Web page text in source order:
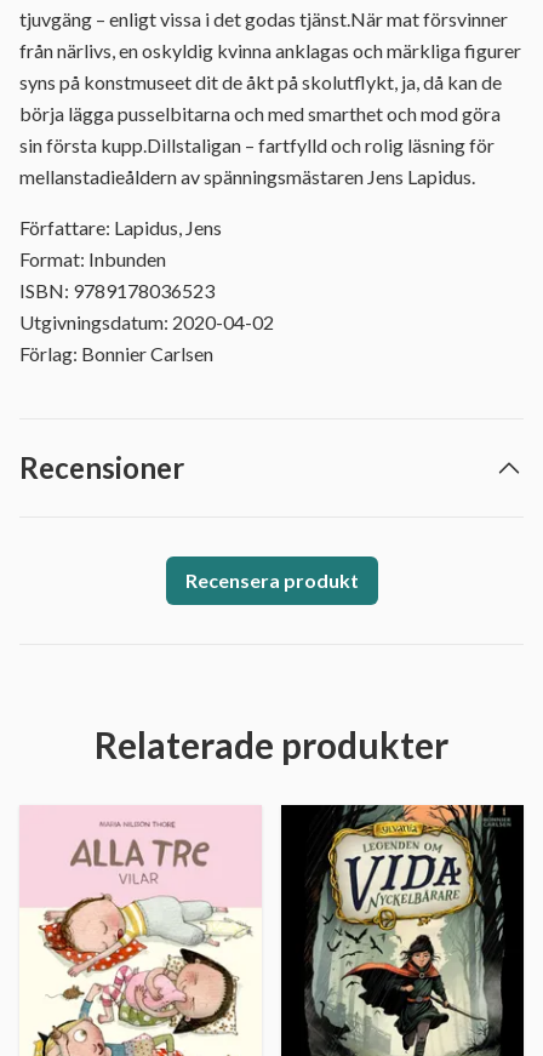
tjuvgäng – enligt vissa i det godas tjänst.När mat försvinner
från närlivs, en oskyldig kvinna anklagas och märkliga figurer
syns på konstmuseet dit de åkt på skolutflykt, ja, då kan de
börja lägga pusselbitarna och med smarthet och mod göra
sin första kupp.Dillstaligan – fartfylld och rolig läsning för
mellanstadieåldern av spänningsmästaren Jens Lapidus.
Författare: Lapidus, Jens
Format: Inbunden
ISBN: 9789178036523
Utgivningsdatum: 2020-04-02
Förlag: Bonnier Carlsen
Recensioner
Recensera produkt
Relaterade produkter